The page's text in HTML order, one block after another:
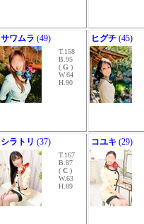
サワムラ (49)
T.158
B.95
( G )
W.64
H.90
ヒグチ (45)
シラトリ (37)
T.167
B.87
( C )
W.63
H.89
コユキ (29)